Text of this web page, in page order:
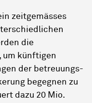
zeitgemässes
die
um künftigen
der betreuungs-
begegnen zu
dazu 20 Mio.